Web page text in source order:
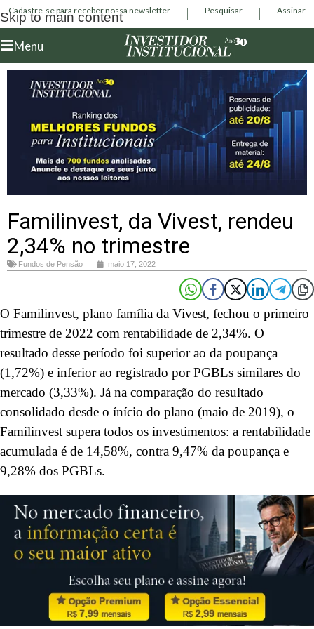
Skip to main content
Cadastre-se para receber nossa newsletter Pesquisar Assinar
Menu
Familinvest, da Vivest, rendeu
2,34% no trimestre
Fundos de Pensão maio 17, 2022
O Familinvest, plano família da Vivest, fechou o primeiro
trimestre de 2022 com rentabilidade de 2,34%. O
resultado desse período foi superior ao da poupança
(1,72%) e inferior ao registrado por PGBLs similares do
mercado (3,33%). Já na comparação do resultado
consolidado desde o ínício do plano (maio de 2019), o
Familinvest supera todos os investimentos: a rentabilidade
acumulada é de 14,58%, contra 9,47% da poupança e
9,28% dos PGBLs.